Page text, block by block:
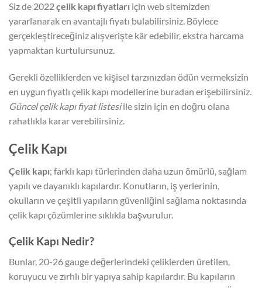
Siz de 2022çelik kapı fiyatları için web sitemizden
yararlanarak en avantajlı fiyatı bulabilirsiniz. Böylece
gerçekleştireceğiniz alışverişte kâr edebilir, ekstra harcama
yapmaktan kurtulursunuz.
Gerekli özelliklerden ve kişisel tarzınızdan ödün vermeksizin
en uygun fiyatlı çelik kapı modellerine buradan erişebilirsiniz.
Güncel çelik kapı fiyat listesiile sizin için en doğru olana
rahatlıkla karar verebilirsiniz.
Çelik Kapı
Çelik kapı; farklı kapı türlerinden daha uzun ömürlü, sağlam
yapılı ve dayanıklı kapılardır. Konutların, iş yerlerinin,
okulların ve çeşitli yapıların güvenliğini sağlama noktasında
çelik kapı çözümlerine sıklıkla başvurulur.
Çelik Kapı Nedir?
Bunlar, 20-26 gauge değerlerindeki çeliklerden üretilen,
koruyucu ve zırhlı bir yapıya sahip kapılardır. Bu kapıların